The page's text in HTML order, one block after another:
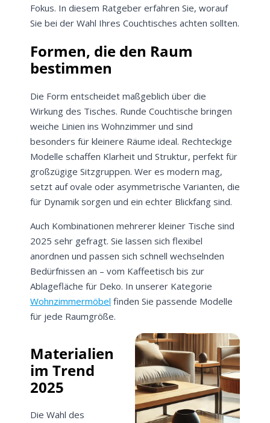
Fokus. In diesem Ratgeber erfahren Sie, worauf
Sie bei der Wahl Ihres Couchtisches achten sollten.
Formen, die den Raum
bestimmen
Die Form entscheidet maßgeblich über die
Wirkung des Tisches. Runde Couchtische bringen
weiche Linien ins Wohnzimmer und sind
besonders für kleinere Räume ideal. Rechteckige
Modelle schaffen Klarheit und Struktur, perfekt für
großzügige Sitzgruppen. Wer es modern mag,
setzt auf ovale oder asymmetrische Varianten, die
für Dynamik sorgen und ein echter Blickfang sind.
Auch Kombinationen mehrerer kleiner Tische sind
2025 sehr gefragt. Sie lassen sich flexibel
anordnen und passen sich schnell wechselnden
Bedürfnissen an – vom Kaffeetisch bis zur
Ablagefläche für Deko. In unserer Kategorie
Wohnzimmermöbel finden Sie passende Modelle
für jede Raumgröße.
Materialien
im Trend
2025
Die Wahl des